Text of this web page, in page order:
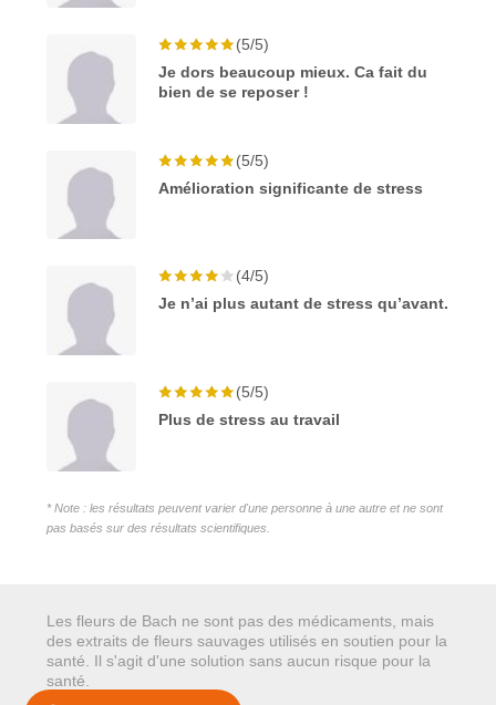
(5/5)
Je dors beaucoup mieux. Ca fait du
bien de se reposer !
(5/5)
Amélioration significante de stress
(4/5)
Je n’ai plus autant de stress qu’avant.
(5/5)
Plus de stress au travail
* Note : les résultats peuvent varier d'une personne à une autre et ne sont
pas basés sur des résultats scientifiques.
Les fleurs de Bach ne sont pas des médicaments, mais
des extraits de fleurs sauvages utilisés en soutien pour la
santé. Il s'agit d'une solution sans aucun risque pour la
santé.